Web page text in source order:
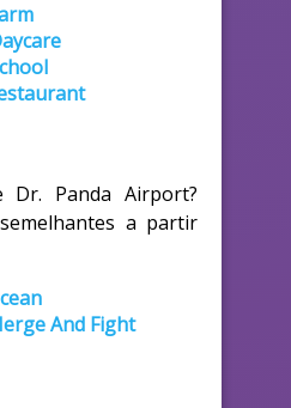
Dr. Panda Airport?
a partir
And Fight